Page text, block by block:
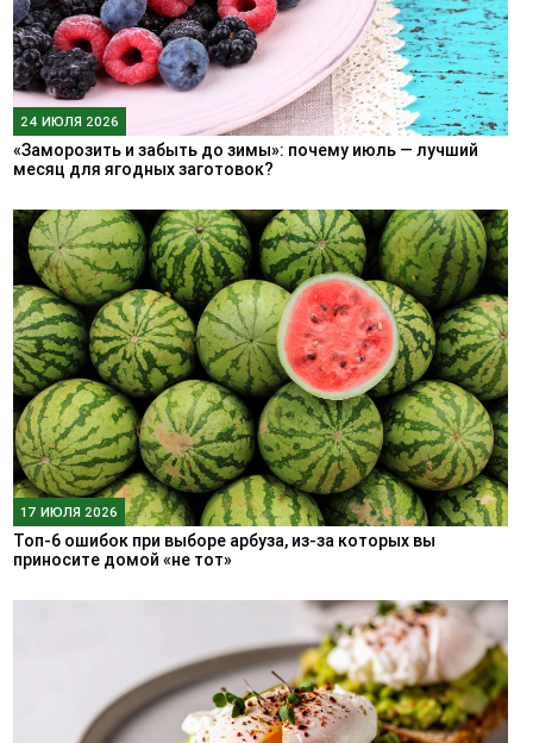
24 ИЮЛЯ 2026
«Заморозить и забыть до зимы»: почему июль — лучший
месяц для ягодных заготовок?
17 ИЮЛЯ 2026
Топ-6 ошибок при выборе арбуза, из-за которых вы
приносите домой «не тот»